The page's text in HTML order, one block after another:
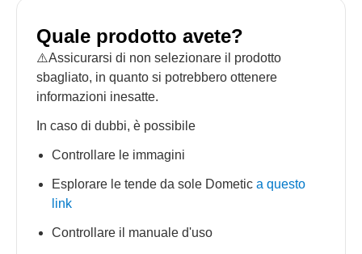
Quale prodotto avete?
⚠️Assicurarsi di non selezionare il prodotto
sbagliato, in quanto si potrebbero ottenere
informazioni inesatte.
In caso di dubbi, è possibile
Controllare le immagini
Esplorare le tende da sole Dometica questo
link
Controllare il manuale d'uso